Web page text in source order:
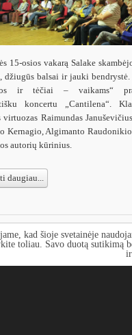
15-osios vakarą Salake
džiugūs balsai ir jauki bendrystė.
ir tėčiai – vaikams“
koncertu „Cantilena“.
virtuozas Raimundas
Kernagio, Algimanto
autorių kūrinius.
daugiau...
iš
Pradėti Ankstesnis
kad šioje svetainėje
toliau. Savo duotą sutikimą